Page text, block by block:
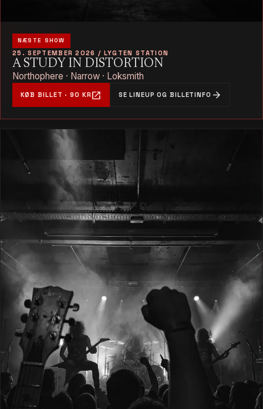
NÆSTE SHOW
25. SEPTEMBER 2026 / LYGTEN STATION
A STUDY IN DISTORTION
Northophere · Narrow · Loksmith
KØB BILLET · 90 KR open_in_new SE LINEUP OG BILLETINFO arrow_forward